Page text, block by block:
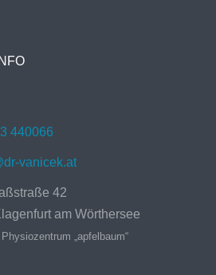
440066
vanicek.at
42
am Wörthersee
„apfelbaum“